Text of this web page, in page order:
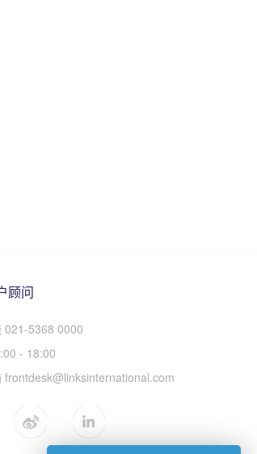
顾问
021-5368 0000
- 18:00
frontdesk@linksinternational.com